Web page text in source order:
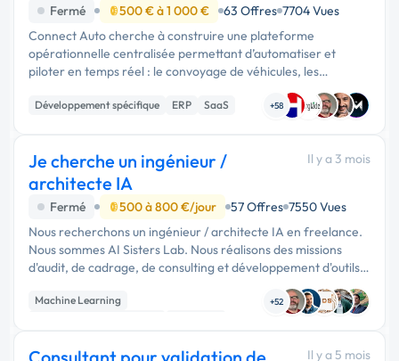
logistique auto
Fermé 500 € à 1 000 € 63 Offres 7704 Vues
Connect Auto cherche à construire une plateforme
opérationnelle centralisée permettant d’automatiser et
piloter en temps réel : le convoyage de véhicules, les
prestations de préparation/nettoyage, le dispatch des
prestataires, le suivi terrain, l...
Développement spécifique ERP SaaS +58
Je cherche un ingénieur /
architecte IA
Il y a 3 mois
Fermé 500 à 800 €/jour 57 Offres 7550 Vues
Nous recherchons un ingénieur / architecte IA en freelance.
Nous sommes AI Sisters Lab. Nous réalisons des missions
d'audit, de cadrage, de consulting et développement d'outils
IA personnalisés. Architecte IA Senior + Full-Stack en régie …
Machine Learning
+52
Il y a 5 mois